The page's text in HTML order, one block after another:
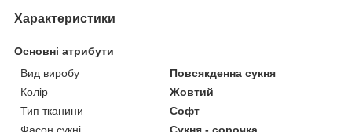
Характеристики
Основні атрибути
Вид виробу
Повсякденна сукня
Колір
Жовтий
Тип тканини
Софт
Фасон сукні
Сукня - сорочка